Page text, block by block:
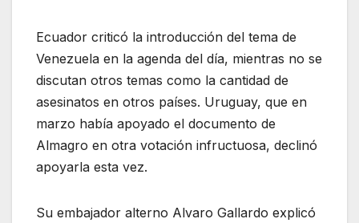
Ecuador criticó la introducción del tema de
Venezuela en la agenda del día, mientras no se
discutan otros temas como la cantidad de
asesinatos en otros países. Uruguay, que en
marzo había apoyado el documento de
Almagro en otra votación infructuosa, declinó
apoyarla esta vez.
Su embajador alterno Alvaro Gallardo explicó